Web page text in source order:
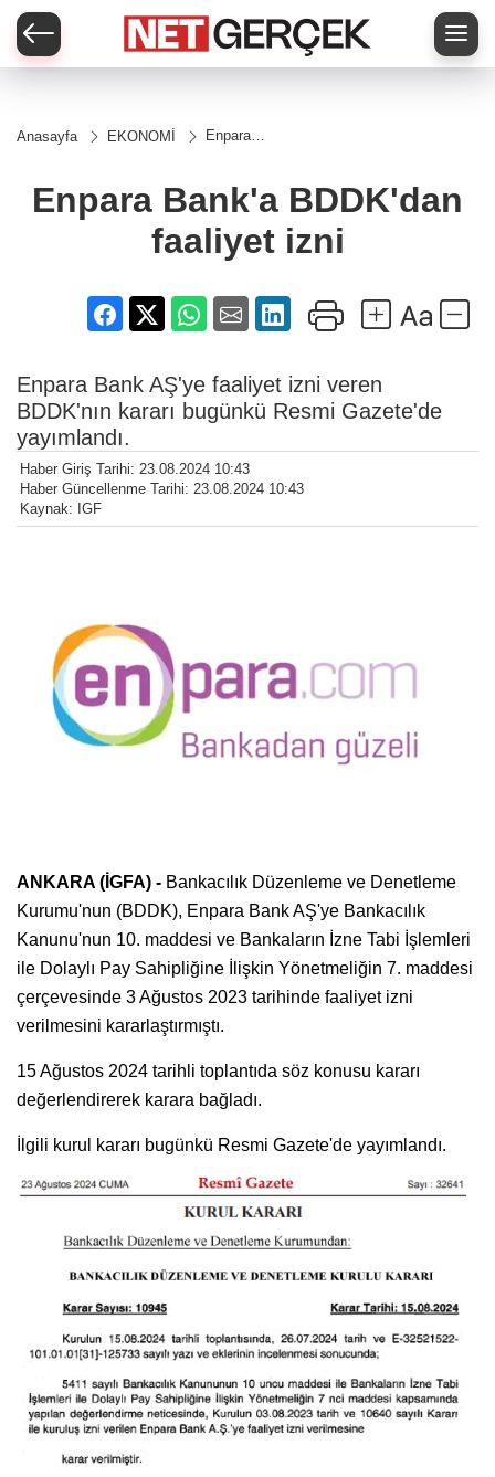
Anasayfa EKONOMİ
Enpara
faaliyet
izni
Enpara Bank'a BDDK'dan
faaliyet izni
Enpara Bank AŞ'ye faaliyet izni veren
BDDK'nın kararı bugünkü Resmi Gazete'de
yayımlandı.
Haber Giriş Tarihi: 23.08.2024 10:43
Haber Güncellenme Tarihi: 23.08.2024 10:43
Kaynak: IGF
ANKARA (İGFA) - Bankacılık Düzenleme ve Denetleme
Kurumu'nun (BDDK), Enpara Bank AŞ'ye Bankacılık
Kanunu'nun 10. maddesi ve Bankaların İzne Tabi İşlemleri
ile Dolaylı Pay Sahipliğine İlişkin Yönetmeliğin 7. maddesi
çerçevesinde 3 Ağustos 2023 tarihinde faaliyet izni
verilmesini kararlaştırmıştı.
15 Ağustos 2024 tarihli toplantıda söz konusu kararı
değerlendirerek karara bağladı.
İlgili kurul kararı bugünkü Resmi Gazete'de yayımlandı.